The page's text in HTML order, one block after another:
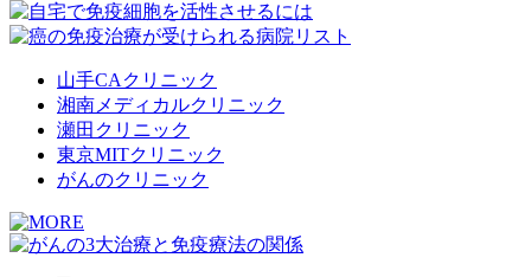
山手CAクリニック
湘南メディカルクリニック
瀬田クリニック
東京MITクリニック
がんのクリニック